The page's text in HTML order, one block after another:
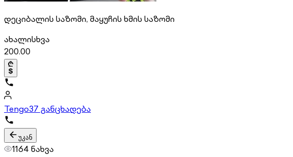
დეციბალის საზომი, მაყუჩის ხმის საზომი
ახალისხვა
200.00
Tengo37 განცხადება
უკან
1164 ნახვა